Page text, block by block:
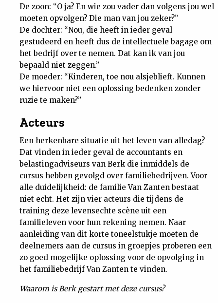
De zoon: “O ja? En wie zou vader dan volgens jou wel
moeten opvolgen? Die man van jou zeker?”
De dochter: “Nou, die heeft in ieder geval
gestudeerd en heeft dus de intellectuele bagage om
het bedrijf over te nemen. Dat kan ik van jou
bepaald niet zeggen.”
De moeder: “Kinderen, toe nou alsjeblieft. Kunnen
we hiervoor niet een oplossing bedenken zonder
ruzie te maken?”
Acteurs
Een herkenbare situatie uit het leven van alledag?
Dat vinden in ieder geval de accountants en
belastingadviseurs van Berk die inmiddels de
cursus hebben gevolgd over familiebedrijven. Voor
alle duidelijkheid: de familie Van Zanten bestaat
niet echt. Het zijn vier acteurs die tijdens de
training deze levensechte scène uit een
familieleven voor hun rekening nemen. Naar
aanleiding van dit korte toneelstukje moeten de
deelnemers aan de cursus in groepjes proberen een
zo goed mogelijke oplossing voor de opvolging in
het familiebedrijf Van Zanten te vinden.
Waarom is Berk gestart met deze cursus?